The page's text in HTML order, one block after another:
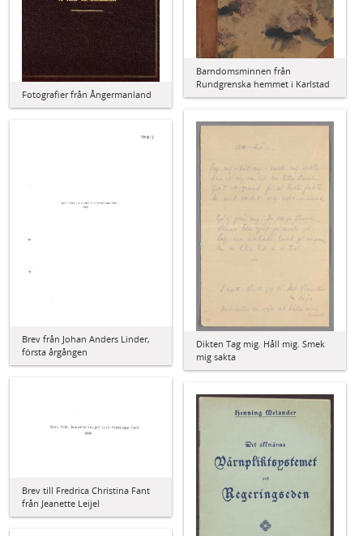
Fotografier från Ångermanland
Barndomsminnen från
Rundgrenska hemmet i Karlstad
Dikten Tag mig. Håll mig. Smek
mig sakta
Brev från Johan Anders Linder,
första årgången
Brev till Fredrica Christina Fant
från Jeanette Leijel